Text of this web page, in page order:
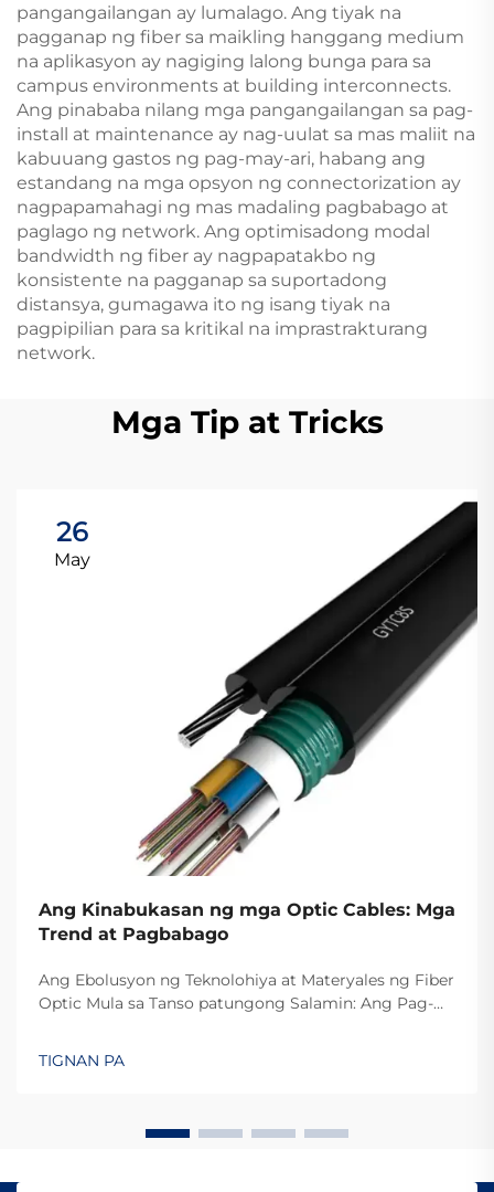
pangangailangan ay lumalago. Ang tiyak na
pagganap ng fiber sa maikling hanggang medium
na aplikasyon ay nagiging lalong bunga para sa
campus environments at building interconnects.
Ang pinababa nilang mga pangangailangan sa pag-
install at maintenance ay nag-uulat sa mas maliit na
kabuuang gastos ng pag-may-ari, habang ang
estandang na mga opsyon ng connectorization ay
nagpapamahagi ng mas madaling pagbabago at
paglago ng network. Ang optimisadong modal
bandwidth ng fiber ay nagpapatakbo ng
konsistente na pagganap sa suportadong
distansya, gumagawa ito ng isang tiyak na
pagpipilian para sa kritikal na imprastrakturang
network.
Mga Tip at Tricks
26
May
Ang Kinabukasan ng mga Optic Cables: Mga
Trend at Pagbabago
Ang Ebolusyon ng Teknolohiya at Materyales ng Fiber
Optic Mula sa Tanso patungong Salamin: Ang Pag-
kable patungong fiber optics ay talagang nag-angat
mga kumpanya ng telekomunikasyon...
TIGNAN PA